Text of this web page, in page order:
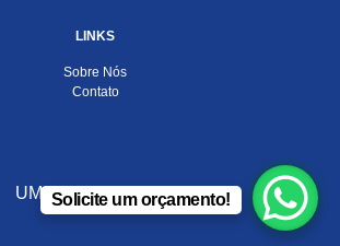
LINKS
Sobre Nós
Contato
UMA EMPRESA DO
Solicite um orçamento!